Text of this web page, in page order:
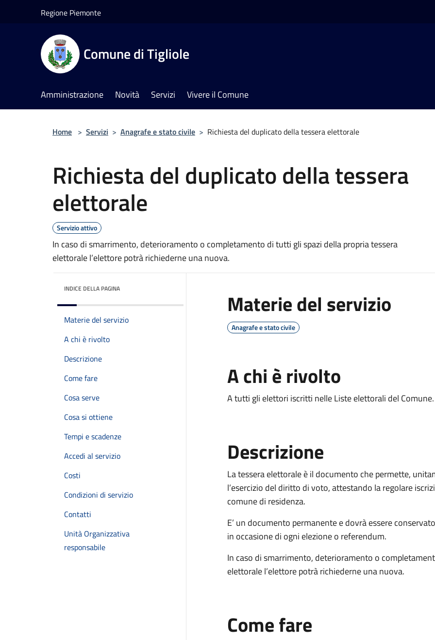
Regione Piemonte
Comune di Tigliole
Amministrazione Novità Servizi Vivere il Comune
Home > Servizi > Anagrafe e stato civile > Richiesta del duplicato della tessera elettorale
Richiesta del duplicato della tessera
elettorale
Servizio attivo
In caso di smarrimento, deterioramento o completamento di tutti gli spazi della propria tessera
elettorale l’elettore potrà richiederne una nuova.
INDICE DELLA PAGINA
Materie del servizio
A chi è rivolto
Descrizione
Come fare
Cosa serve
Cosa si ottiene
Tempi e scadenze
Accedi al servizio
Costi
Condizioni di servizio
Contatti
Unità Organizzativa
responsabile
Materie del servizio
Anagrafe e stato civile
A chi è rivolto
A tutti gli elettori iscritti nelle Liste elettorali del Comune.
Descrizione
La tessera elettorale è il documento che permette,
l’esercizio del diritto di voto, attestando la regolare
comune di residenza.
E’ un documento permanente e dovrà essere
in occasione di ogni elezione o referendum.
In caso di smarrimento, deterioramento o
elettorale l’elettore potrà richiederne una nuova.
Come fare